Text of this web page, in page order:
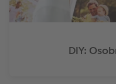
DIY: